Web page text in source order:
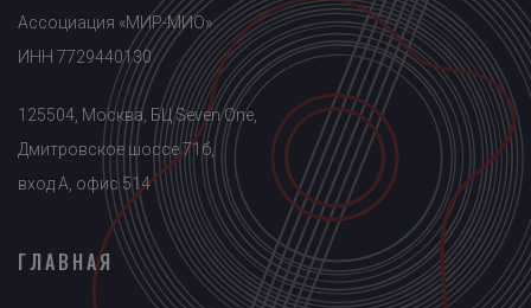
Ассоциация «МИР-МИО»
ИНН 7729440130
125504, Москва, БЦ Seven One,
Дмитровское шоссе 71б,
вход A, офис 514
ГЛАВНАЯ